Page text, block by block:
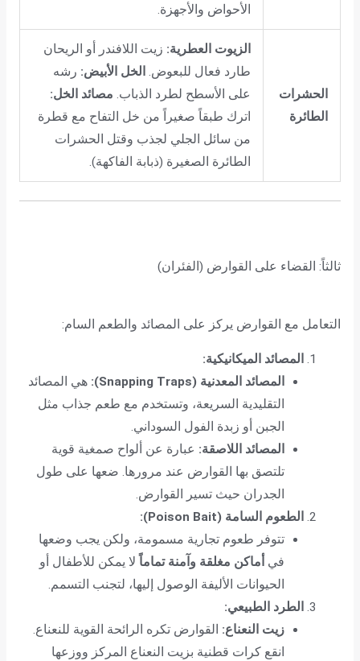
الأحواض والأجهزة.
الحشرات
الطائرة
الزيوت العطرية: زيت اللافندر أو الريحان
طارد فعال للبعوض. الخل الأبيض: رشه
على الأسطح لطرد الذباب. مصائد الخل:
اترك طبقاً صغيراً من خل التفاح مع قطرة
من سائل الجلي لجذب وقتل الحشرات
الطائرة الصغيرة (ذبابة الفاكهة).
ثالثاً: القضاء على القوارض (الفئران)
التعامل مع القوارض يركز على المصائد والطعم السام:
المصائد الميكانيكية:
المصائد المعدنية (Snapping Traps):
هي المصائد
التقليدية السريعة، وتستخدم مع طعم جذاب مثل
الجبن أو زبدة الفول السوداني.
المصائد اللاصقة: عبارة عن ألواح صمغية قوية
تلتصق بها القوارض عند مرورها. ضعها على طول
الجدران حيث تسير القوارض.
الطعوم السامة (Poison Bait):
تتوفر طعوم تجارية مسمومة، ولكن يجب وضعها
في أماكن مغلقة وآمنة تماماً لا يمكن للأطفال أو
الحيوانات الأليفة الوصول إليها، لتجنب التسمم.
الطرد الطبيعي:
زيت النعناع: القوارض تكره الرائحة القوية للنعناع.
انقع كرات قطنية بزيت النعناع المركز ووزعها